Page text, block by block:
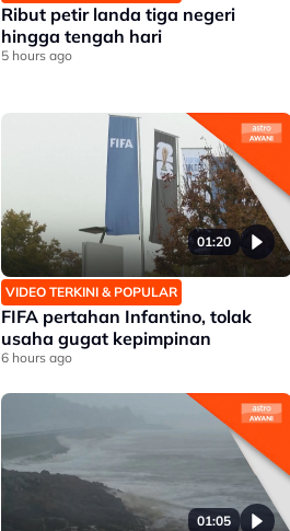
Ribut petir landa tiga negeri
hingga tengah hari
5 hours ago
01:20
VIDEO TERKINI & POPULAR
FIFA pertahan Infantino, tolak
usaha gugat kepimpinan
6 hours ago
01:05